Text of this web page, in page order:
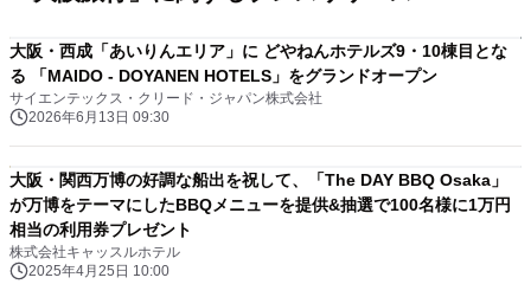
大阪・西成「あいりんエリア」に どやねんホテルズ9・10棟目とな
る 「MAIDO - DOYANEN HOTELS」をグランドオープン
サイエンテックス・クリード・ジャパン株式会社
2026年6月13日 09:30
大阪・関西万博の好調な船出を祝して、「The DAY BBQ Osaka」
が万博をテーマにしたBBQメニューを提供&抽選で100名様に1万円
相当の利用券プレゼント
株式会社キャッスルホテル
2025年4月25日 10:00